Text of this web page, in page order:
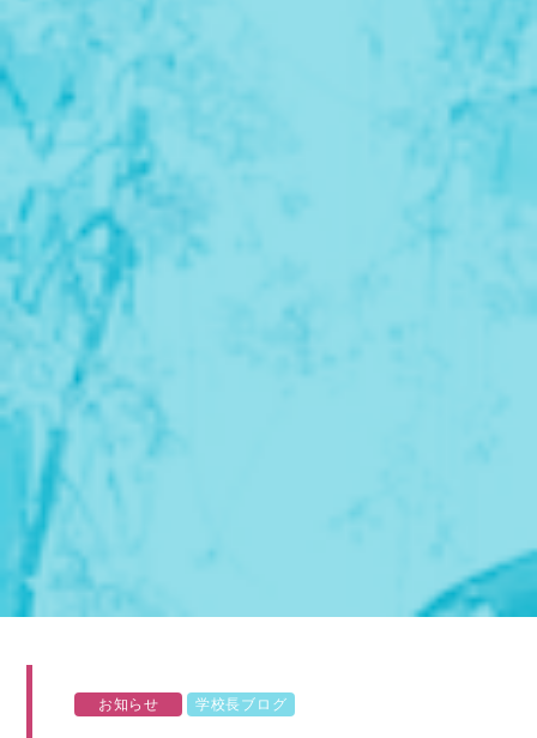
お知らせ 学校長ブログ